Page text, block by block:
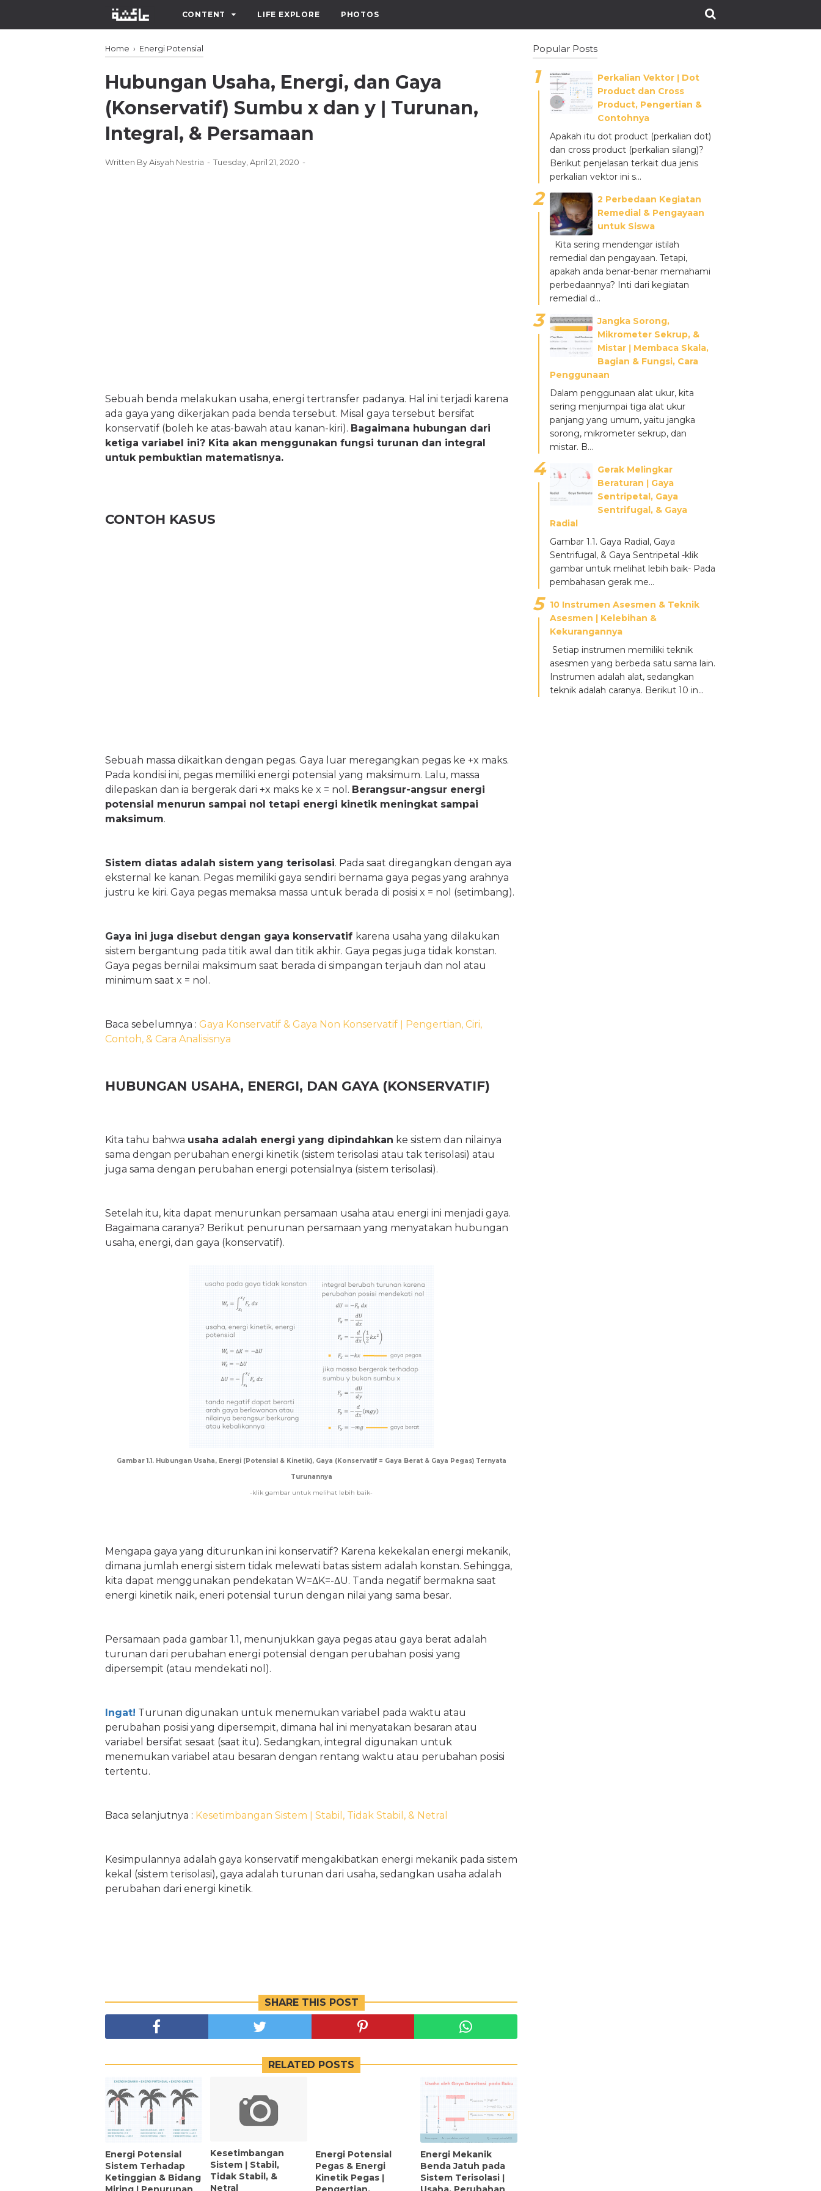
CONTENT LIFE EXPLORE PHOTOS
Home › Energi Potensial
Hubungan Usaha, Energi, dan Gaya
(Konservatif) Sumbu x dan y ǀ Turunan,
Integral, & Persamaan
Written ByAisyah Nestria Tuesday, April 21, 2020
Sebuah benda melakukan usaha, energi tertransfer padanya. Hal ini terjadi karena
ada gaya yang dikerjakan pada benda tersebut. Misal gaya tersebut bersifat
konservatif (boleh ke atas-bawah atau kanan-kiri). Bagaimana hubungan dari
ketiga variabel ini? Kita akan menggunakan fungsi turunan dan integral
untuk pembuktian matematisnya.
CONTOH KASUS
Sebuah massa dikaitkan dengan pegas. Gaya luar meregangkan pegas ke +x maks.
Pada kondisi ini, pegas memiliki energi potensial yang maksimum. Lalu, massa
dilepaskan dan ia bergerak dari +x maks ke x = nol. Berangsur-angsur energi
potensial menurun sampai nol tetapi energi kinetik meningkat sampai
maksimum.
Sistem diatas adalah sistem yang terisolasi. Pada saat diregangkan dengan aya
eksternal ke kanan. Pegas memiliki gaya sendiri bernama gaya pegas yang arahnya
justru ke kiri. Gaya pegas memaksa massa untuk berada di posisi x = nol (setimbang).
Gaya ini juga disebut dengan gaya konservatif karena usaha yang dilakukan
sistem bergantung pada titik awal dan titik akhir. Gaya pegas juga tidak konstan.
Gaya pegas bernilai maksimum saat berada di simpangan terjauh dan nol atau
minimum saat x = nol.
Baca sebelumnya : Gaya Konservatif & Gaya Non Konservatif ǀ Pengertian, Ciri,
Contoh, & Cara Analisisnya
HUBUNGAN USAHA, ENERGI, DAN GAYA (KONSERVATIF)
Kita tahu bahwa usaha adalah energi yang dipindahkan ke sistem dan nilainya
sama dengan perubahan energi kinetik (sistem terisolasi atau tak terisolasi) atau
juga sama dengan perubahan energi potensialnya (sistem terisolasi).
Setelah itu, kita dapat menurunkan persamaan usaha atau energi ini menjadi gaya.
Bagaimana caranya? Berikut penurunan persamaan yang menyatakan hubungan
usaha, energi, dan gaya (konservatif).
Gambar 1.1. Hubungan Usaha, Energi (Potensial & Kinetik), Gaya (Konservatif = Gaya Berat & Gaya Pegas) Ternyata
Turunannya
-klik gambar untuk melihat lebih baik-
Mengapa gaya yang diturunkan ini konservatif? Karena kekekalan energi mekanik,
dimana jumlah energi sistem tidak melewati batas sistem adalah konstan. Sehingga,
kita dapat menggunakan pendekatan W=ΔK=-ΔU. Tanda negatif bermakna saat
energi kinetik naik, eneri potensial turun dengan nilai yang sama besar.
Persamaan pada gambar 1.1, menunjukkan gaya pegas atau gaya berat adalah
turunan dari perubahan energi potensial dengan perubahan posisi yang
dipersempit (atau mendekati nol).
Ingat! Turunan digunakan untuk menemukan variabel pada waktu atau
perubahan posisi yang dipersempit, dimana hal ini menyatakan besaran atau
variabel bersifat sesaat (saat itu). Sedangkan, integral digunakan untuk
menemukan variabel atau besaran dengan rentang waktu atau perubahan posisi
tertentu.
Baca selanjutnya : Kesetimbangan Sistem ǀ Stabil, Tidak Stabil, & Netral
Kesimpulannya adalah gaya konservatif mengakibatkan energi mekanik pada sistem
kekal (sistem terisolasi), gaya adalah turunan dari usaha, sedangkan usaha adalah
perubahan dari energi kinetik.
SHARE THIS POST
RELATED POSTS
Energi Potensial
Sistem Terhadap
Ketinggian & Bidang
Kesetimbangan
Sistem ǀ Stabil,
Tidak Stabil, &
Netral
Energi Potensial
Pegas & Energi
Kinetik Pegas ǀ
Energi Mekanik
Benda Jatuh pada
Sistem Terisolasi ǀ
Popular Posts
Perkalian Vektor ǀ Dot
Product dan Cross
Product, Pengertian &
Contohnya
Apakah itu dot product (perkalian dot)
dan cross product (perkalian silang)?
Berikut penjelasan terkait dua jenis
perkalian vektor ini s...
2 Perbedaan Kegiatan
Remedial & Pengayaan
untuk Siswa
Kita sering mendengar istilah
remedial dan pengayaan. Tetapi,
apakah anda benar-benar memahami
perbedaannya? Inti dari kegiatan
remedial d...
Jangka Sorong,
Mikrometer Sekrup, &
Mistar ǀ Membaca Skala,
Bagian & Fungsi, Cara
Penggunaan
Dalam penggunaan alat ukur, kita
sering menjumpai tiga alat ukur
panjang yang umum, yaitu jangka
sorong, mikrometer sekrup, dan
mistar. B...
Gerak Melingkar
Beraturan ǀ Gaya
Sentripetal, Gaya
Sentrifugal, & Gaya
Radial
Gambar 1.1. Gaya Radial, Gaya
Sentrifugal, & Gaya Sentripetal -klik
gambar untuk melihat lebih baik- Pada
pembahasan gerak me...
10 Instrumen Asesmen & Teknik
Asesmen | Kelebihan &
Kekurangannya
Setiap instrumen memiliki teknik
asesmen yang berbeda satu sama lain.
Instrumen adalah alat, sedangkan
teknik adalah caranya. Berikut 10 in...